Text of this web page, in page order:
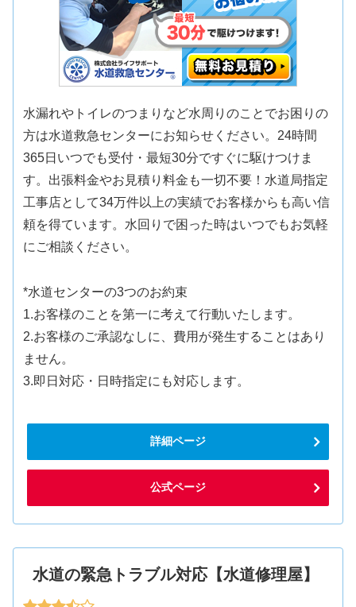
水漏れやトイレのつまりなど水周りのことでお困りの
方は水道救急センターにお知らせください。24時間
365日いつでも受付・最短30分ですぐに駆けつけま
す。出張料金やお見積り料金も一切不要！水道局指定
工事店として34万件以上の実績でお客様からも高い信
頼を得ています。水回りで困った時はいつでもお気軽
にご相談ください。
*水道センターの3つのお約束
1.お客様のことを第一に考えて行動いたします。
2.お客様のご承認なしに、費用が発生することはあり
ません。
3.即日対応・日時指定にも対応します。
詳細ページ
公式ページ
水道の緊急トラブル対応【水道修理屋】